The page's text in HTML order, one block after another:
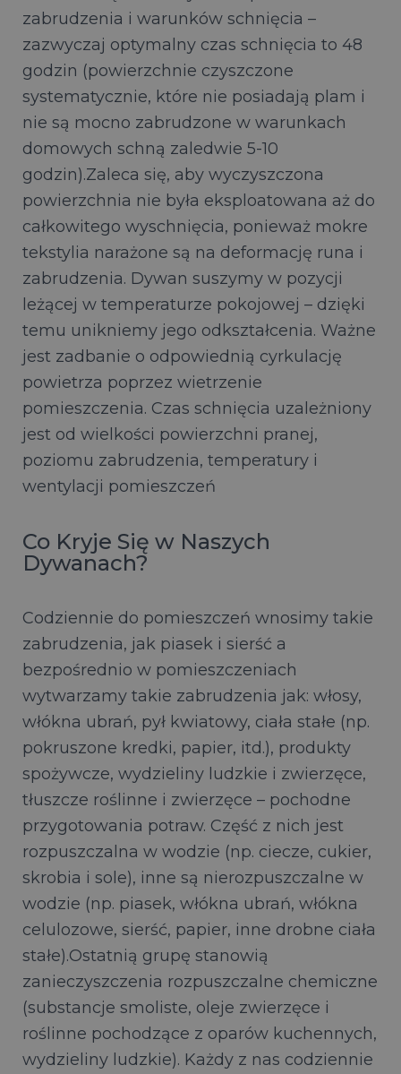
zabrudzenia i warunków schnięcia –
zazwyczaj optymalny czas schnięcia to 48
godzin (powierzchnie czyszczone
systematycznie, które nie posiadają plam i
nie są mocno zabrudzone w warunkach
domowych schną zaledwie 5-10
godzin).Zaleca się, aby wyczyszczona
powierzchnia nie była eksploatowana aż do
całkowitego wyschnięcia, ponieważ mokre
tekstylia narażone są na deformację runa i
zabrudzenia. Dywan suszymy w pozycji
leżącej w temperaturze pokojowej – dzięki
temu unikniemy jego odkształcenia. Ważne
jest zadbanie o odpowiednią cyrkulację
powietrza poprzez wietrzenie
pomieszczenia. Czas schnięcia uzależniony
jest od wielkości powierzchni pranej,
poziomu zabrudzenia, temperatury i
wentylacji pomieszczeń
Co Kryje Się w Naszych
Dywanach?
Codziennie do pomieszczeń wnosimy takie
zabrudzenia, jak piasek i sierść a
bezpośrednio w pomieszczeniach
wytwarzamy takie zabrudzenia jak: włosy,
włókna ubrań, pył kwiatowy, ciała stałe (np.
pokruszone kredki, papier, itd.), produkty
spożywcze, wydzieliny ludzkie i zwierzęce,
tłuszcze roślinne i zwierzęce – pochodne
przygotowania potraw. Część z nich jest
rozpuszczalna w wodzie (np. ciecze, cukier,
skrobia i sole), inne są nierozpuszczalne w
wodzie (np. piasek, włókna ubrań, włókna
celulozowe, sierść, papier, inne drobne ciała
stałe).Ostatnią grupę stanowią
zanieczyszczenia rozpuszczalne chemiczne
(substancje smoliste, oleje zwierzęce i
roślinne pochodzące z oparów kuchennych,
wydzieliny ludzkie). Każdy z nas codziennie